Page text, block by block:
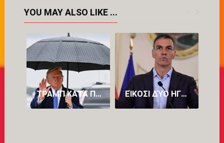
YOU MAY ALSO LIKE ...
ΤΡΑΜΠ ΚΑΤΆ ΠΕΤΡΕΛΑΪΚΏΝ: «ΒΓΆΖΟΥΝ ΥΠΕΡΒΟΛΙΚΆ ΠΟΛΛΆ ΧΡΉΜΑΤΑ» ΕΊΚΟΣΙ ΔΎΟ ΗΓΈΤΕΣ ΚΡΑΤΏΝ-ΜΕΛΏΝ ΤΗΣ ΕΥΡΏΠΗΣ ΕΝΑΝΤΊΟΝ ΤΟΥ ΠΈΔΡΟ ΣΆΝΤΣΕΘ